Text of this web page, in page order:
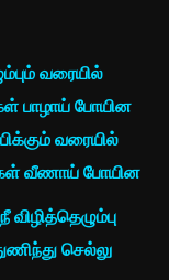
வரையில்
பாழாய் போயின
வரையில்
வீணாய் போயின
செல்லு